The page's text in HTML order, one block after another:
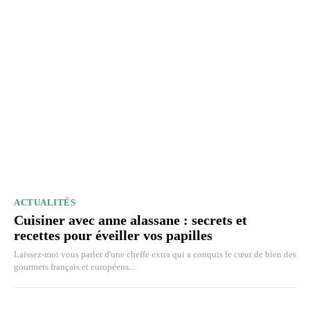
ACTUALITÉS
Cuisiner avec anne alassane : secrets et
recettes pour éveiller vos papilles
Laissez-moi vous parler d'une cheffe extra qui a conquis le cœur de bien des
gourmets français et européens...